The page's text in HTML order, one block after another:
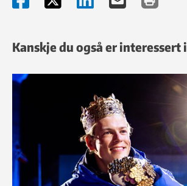
Kanskje du også er interessert i